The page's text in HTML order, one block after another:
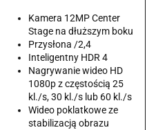
Kamera 12MP Center
Stage na dłuższym boku
Przysłona /2,4
Inteligentny HDR 4
Nagrywanie wideo HD
1080p z częstością 25
kl./s, 30 kl./s lub 60 kl./s
Wideo poklatkowe ze
stabilizacją obrazu